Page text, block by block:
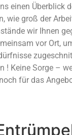
einen Überblick
wie groß der
wir Ihnen
vor Ort,
! Keine Sorge –
für das